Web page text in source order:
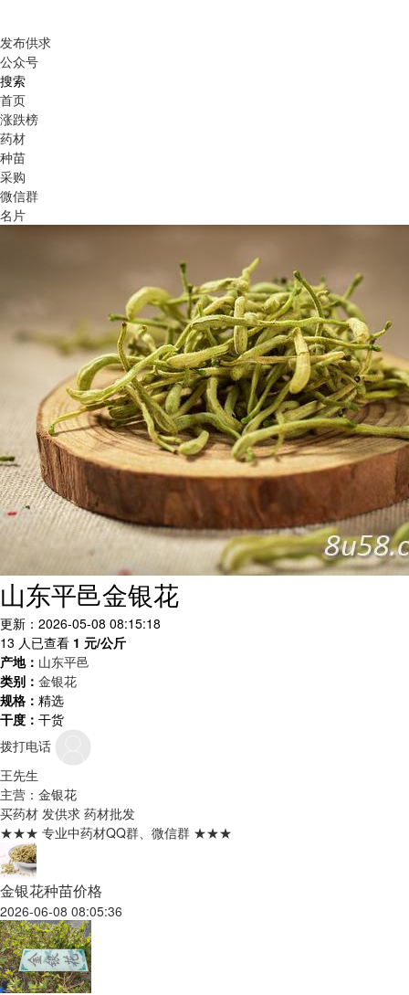
发布供求
公众号
搜索
首页
涨跌榜
药材
种苗
采购
微信群
名片
山东平邑金银花
更新：2026-05-08 08:15:18
13 人已查看 1 元/公斤
产地： 山东平邑
类别： 金银花
规格： 精选
干度： 干货
拨打电话
王先生
主营：金银花
买药材 发供求 药材批发
★★★ 专业中药材QQ群、微信群 ★★★
金银花种苗价格
2026-06-08 08:05:36